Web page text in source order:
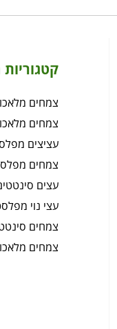
קטגוריות
צמחים
צמחים
עציצים
צמחים
עצים
עצי נוי
צמחים
צמחים